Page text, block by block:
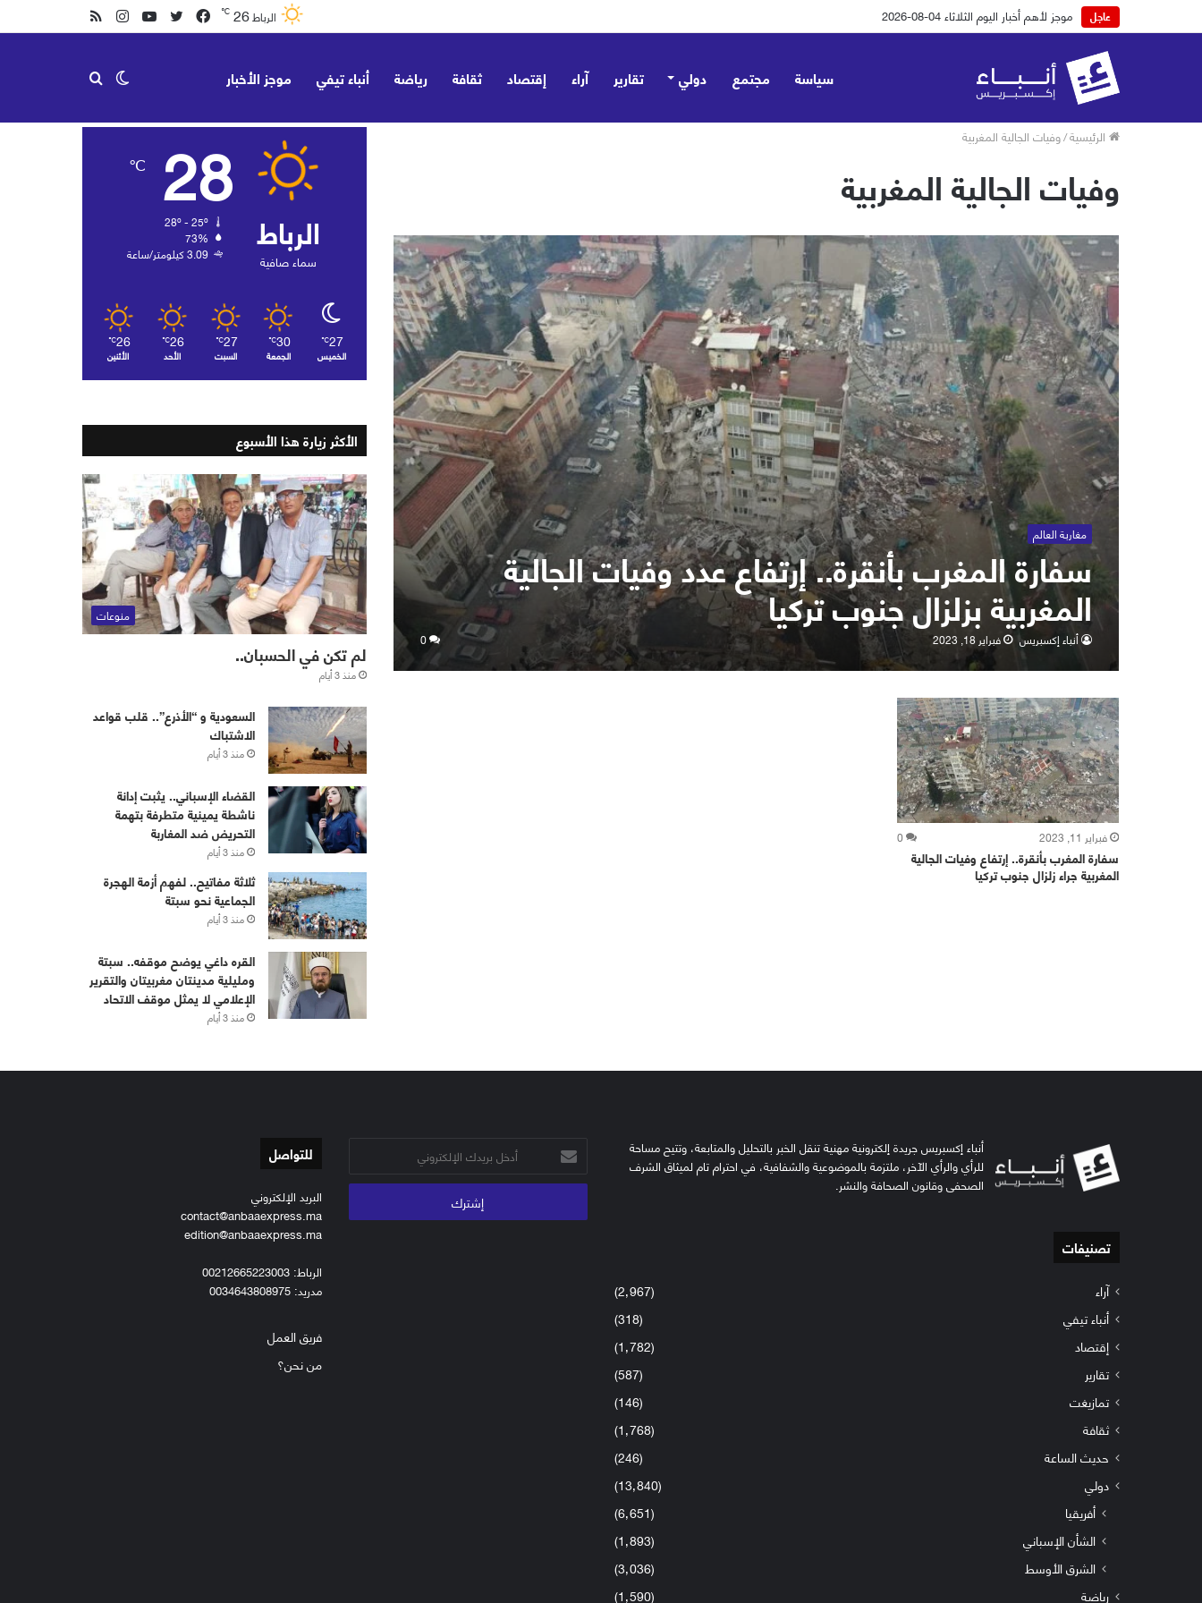
عاجل موجز لأهم أخبار اليوم الثلاثاء 04-08-2026
RSS
انستقرام يوتيوب تويتر
فيسبوك الرباط26
℃
سياسة مجتمع دولي تقارير آراء إقتصاد ثقافة رياضة أنباء تيفي موجز الأخبار الوضع
الرئيسية/وفيات الجالية المغربية
وفيات الجالية المغربية
مغاربة العالم
سفارة المغرب بأنقرة.. إرتفاع عدد وفيات الجالية
المغربية بزلزال جنوب تركيا
أنباء إكسبريس فبراير 18, 2023 0
فبراير 11, 2023 0
سفارة المغرب بأنقرة.. إرتفاع وفيات الجالية
المغربية جراء زلزال جنوب تركيا
الرباط
سماء صافية
28
℃
73%
3.09 كيلومتر/ساعة
27
℃
الخميس
30
℃
الجمعة
27
℃
السبت
26
℃
الأحد
26
℃
الأثنين
الأكثر زيارة هذا الأسبوع
منوعات
لم تكن في الحسبان..
منذ 3 أيام
‏⁧‫السعودية‬⁩ و “الأذرع”.. قلب قواعد
الاشتباك
منذ 3 أيام
القضاء الإسباني.. يثبت إدانة
ناشطة يمينية متطرفة بتهمة
التحريض ضد المغاربة
منذ 3 أيام
ثلاثة مفاتيح.. لفهم أزمة الهجرة
الجماعية نحو سبتة
منذ 3 أيام
القره داغي يوضح موقفه.. سبتة
ومليلية مدينتان مغربيتان والتقرير
الإعلامي لا يمثل موقف الاتحاد
منذ 3 أيام
أنباء إكسبريس جريدة إلكترونية مهنية تنقل الخبر بالتحليل والمتابعة، وتتيح مساحة
للرأي والرأي الآخر، ملتزمة بالموضوعية والشفافية، في احترام تام لميثاق الشرف
الصحفي وقانون الصحافة والنشر.
تصنيفات
آراء
(2٬967)
أنباء تيفي
(318)
إقتصاد
(1٬782)
تقارير
(587)
تمازيغت
(146)
ثقافة
(1٬768)
حديث الساعة
(246)
دولي
(13٬840)
أفريقيا
(6٬651)
الشأن الإسباني
(1٬893)
الشرق الأوسط
(3٬036)
رياضة
(1٬590)
أدخل
بريدك
الإلكتروني
للتواصل
البريد الإلكتروني
contact@anbaaexpress.ma
edition@anbaaexpress.ma
الرباط: 00212665223003
مدريد: 0034643808975
فريق العمل
من نحن؟